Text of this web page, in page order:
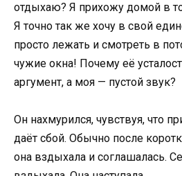
отдыхаю? Я прихожу домой в
Я точно так же хочу в свой
просто лежать и смотреть в
чужие окна! Почему её
аргумент, а моя — пустой звук?
Он нахмурился, чувствуя, что
даёт сбой. Обычно после
она вздыхала и соглашалась.